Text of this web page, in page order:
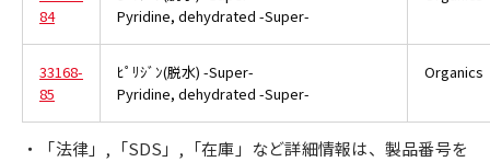
84
Pyridine, dehydrated -Super-
33168-
85
ﾋﾟﾘｼﾞﾝ(脱水) -Super-
Pyridine, dehydrated -Super-
Organics
・「法律」,「SDS」,「在庫」など詳細情報は、製品番号を